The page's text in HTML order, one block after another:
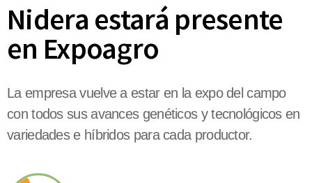
Nidera estará presente
en Expoagro
La empresa vuelve a estar en la expo del campo
con todos sus avances genéticos y tecnológicos en
variedades e híbridos para cada productor.